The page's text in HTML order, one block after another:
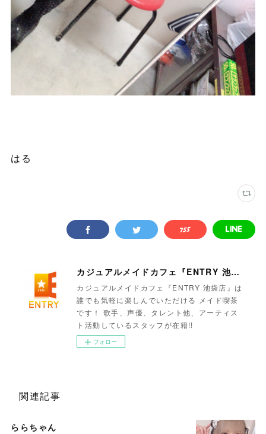
はる
カジュアルメイドカフェ『ENTRY 池袋店』
カジュアルメイドカフェ『ENTRY 池袋店』は
誰でも気軽に楽しんでいただける メイド喫茶
です！ 歌手、声優、タレント他、アーティス
ト活動しているスタッフが在籍!!
フォロー
関連記事
ららちゃん